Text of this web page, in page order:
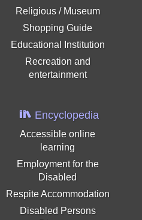
Religious / Museum
Shopping Guide
Educational Institution
Recreation and
entertainment
Encyclopedia
Accessible online
learning
Employment for the
Disabled
Respite Accommodation
Disabled Persons